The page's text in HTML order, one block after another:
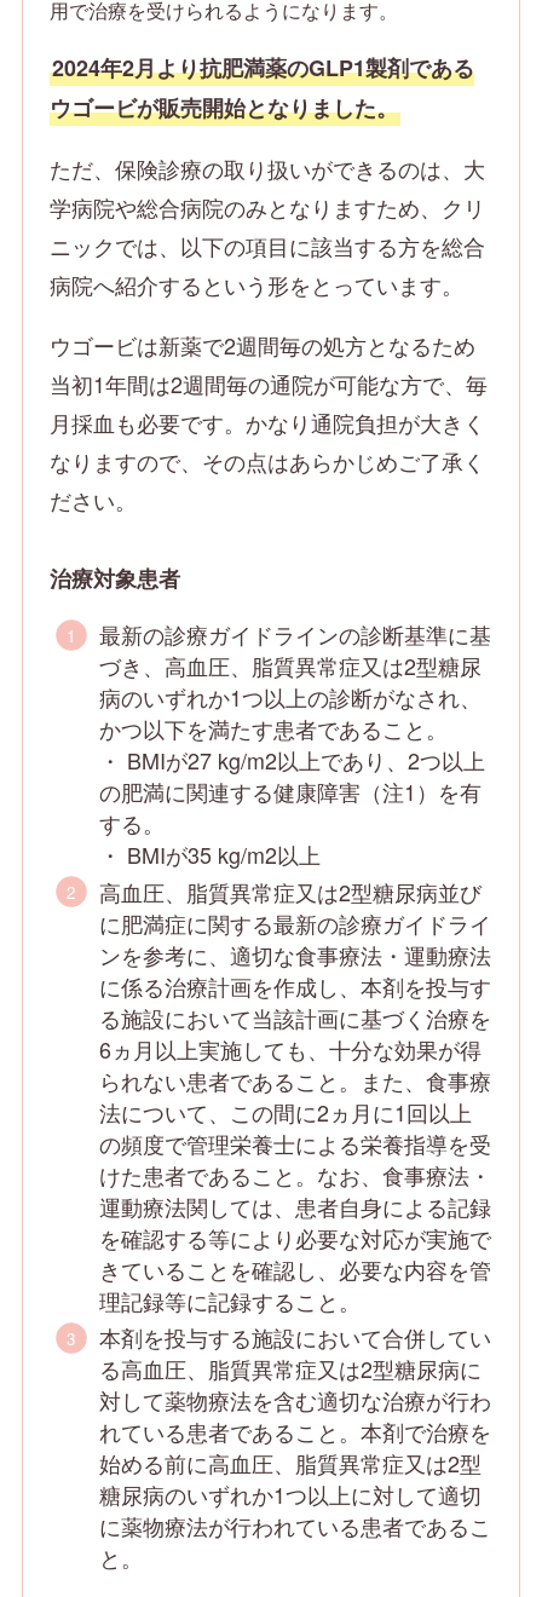
用で治療を受けられるようになります。
2024年2月より抗肥満薬のGLP1製剤である
ウゴービが販売開始となりました。
ただ、保険診療の取り扱いができるのは、大
学病院や総合病院のみとなりますため、クリ
ニックでは、以下の項目に該当する方を総合
病院へ紹介するという形をとっています。
ウゴービは新薬で2週間毎の処方となるため
当初1年間は2週間毎の通院が可能な方で、毎
月採血も必要です。かなり通院負担が大きく
なりますので、その点はあらかじめご了承く
ださい。
治療対象患者
最新の診療ガイドラインの診断基準に基
づき、高血圧、脂質異常症又は2型糖尿
病のいずれか1つ以上の診断がなされ、
かつ以下を満たす患者であること。
・ BMIが27 kg/m2以上であり、2つ以上
の肥満に関連する健康障害（注1）を有
する。
・ BMIが35 kg/m2以上
高血圧、脂質異常症又は2型糖尿病並び
に肥満症に関する最新の診療ガイドライ
ンを参考に、適切な食事療法・運動療法
に係る治療計画を作成し、本剤を投与す
る施設において当該計画に基づく治療を
6ヵ月以上実施しても、十分な効果が得
られない患者であること。また、食事療
法について、この間に2ヵ月に1回以上
の頻度で管理栄養士による栄養指導を受
けた患者であること。なお、食事療法・
運動療法関しては、患者自身による記録
を確認する等により必要な対応が実施で
きていることを確認し、必要な内容を管
理記録等に記録すること。
本剤を投与する施設において合併してい
る高血圧、脂質異常症又は2型糖尿病に
対して薬物療法を含む適切な治療が行わ
れている患者であること。本剤で治療を
始める前に高血圧、脂質異常症又は2型
糖尿病のいずれか1つ以上に対して適切
に薬物療法が行われている患者であるこ
と。